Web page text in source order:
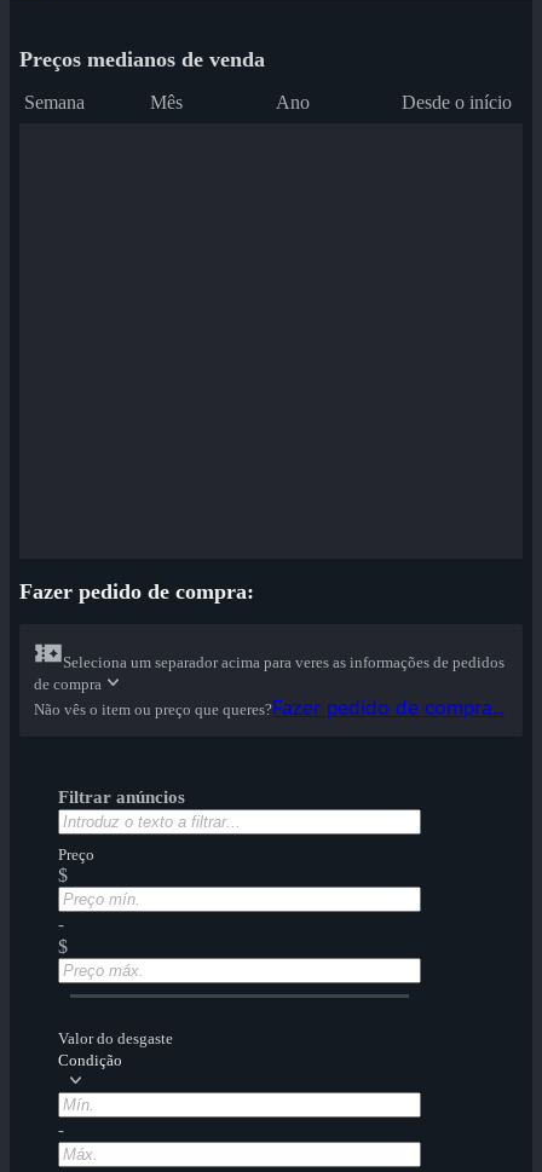
Preços medianos de venda
Semana Mês Ano Desde o início
Fazer pedido de compra:
Seleciona um separador acima para veres as informações de pedidos
de compra
Não vês o item ou preço que queres?Fazer pedido de compra...
Filtrar anúncios
Preço
$
-
$
Valor do desgaste
Condição
-